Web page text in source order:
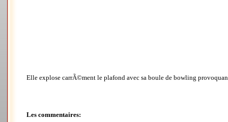
Elle explose carrÃ©ment le plafond avec sa boule de bowling
Les commentaires: